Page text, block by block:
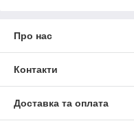
Про нас
Контакти
Доставка та оплата